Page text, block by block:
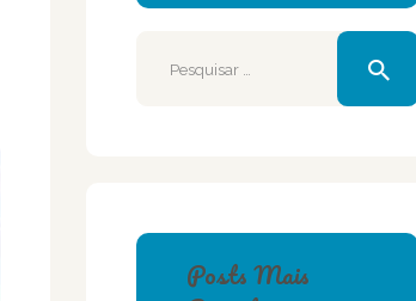
Posts Mais